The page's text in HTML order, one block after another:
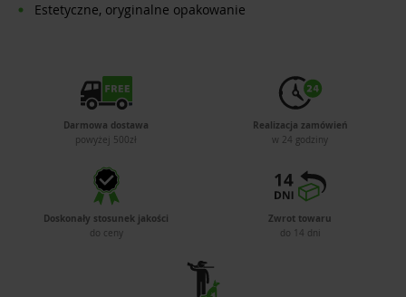
Estetyczne, oryginalne opakowanie
Darmowa dostawa
powyżej 500zł
Realizacja zamówień
w 24 godziny
Doskonały stosunek jakości
do ceny
Zwrot towaru
do 14 dni